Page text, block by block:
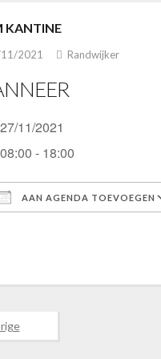
KANTINE
2021 Randwijker
27/11/2021
08:00 - 18:00
AAN AGENDA TOEVOEGEN